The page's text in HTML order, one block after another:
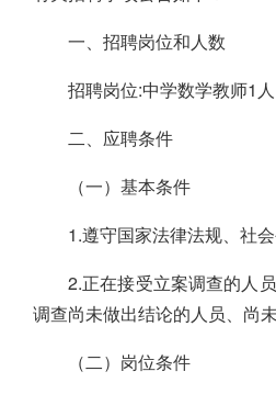
一、招聘岗位和人数
招聘岗位:中学数学教师1
二、应聘条件
（一）基本条件
1.遵守国家法律法规、社
2.正在接受立案调查的人
调查尚未做出结论的人员、尚
（二）岗位条件